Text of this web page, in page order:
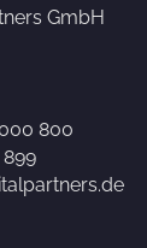
GmbH
800
899